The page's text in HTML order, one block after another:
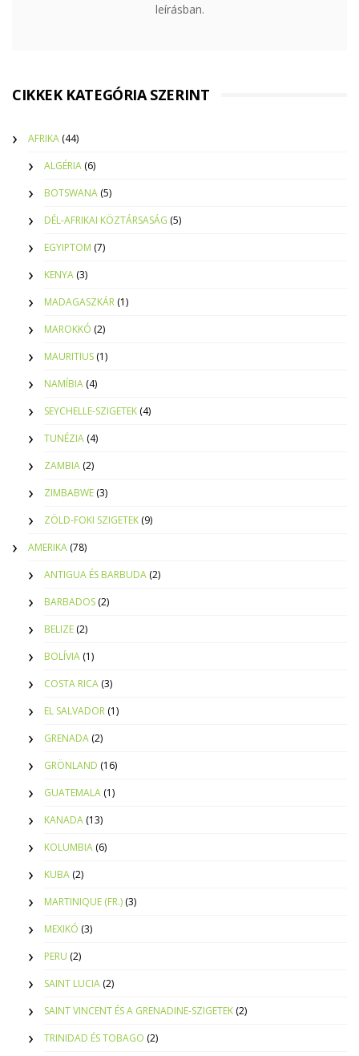
leírásban.
CIKKEK KATEGÓRIA SZERINT
AFRIKA (44)
ALGÉRIA (6)
BOTSWANA (5)
DÉL-AFRIKAI KÖZTÁRSASÁG (5)
EGYIPTOM (7)
KENYA (3)
MADAGASZKÁR (1)
MAROKKÓ (2)
MAURITIUS (1)
NAMÍBIA (4)
SEYCHELLE-SZIGETEK (4)
TUNÉZIA (4)
ZAMBIA (2)
ZIMBABWE (3)
ZÖLD-FOKI SZIGETEK (9)
AMERIKA (78)
ANTIGUA ÉS BARBUDA (2)
BARBADOS (2)
BELIZE (2)
BOLÍVIA (1)
COSTA RICA (3)
EL SALVADOR (1)
GRENADA (2)
GRÖNLAND (16)
GUATEMALA (1)
KANADA (13)
KOLUMBIA (6)
KUBA (2)
MARTINIQUE (FR.) (3)
MEXIKÓ (3)
PERU (2)
SAINT LUCIA (2)
SAINT VINCENT ÉS A GRENADINE-SZIGETEK (2)
TRINIDAD ÉS TOBAGO (2)